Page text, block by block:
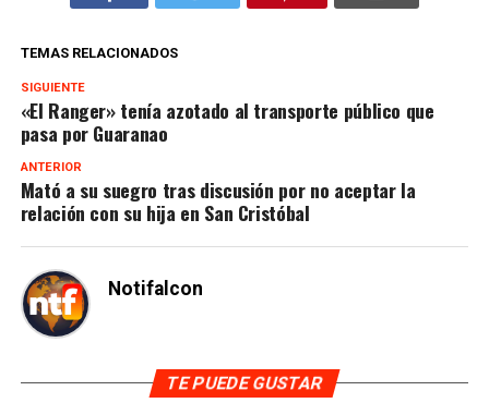
TEMAS RELACIONADOS
SIGUIENTE
«El Ranger» tenía azotado al transporte público que
pasa por Guaranao
ANTERIOR
Mató a su suegro tras discusión por no aceptar la
relación con su hija en San Cristóbal
Notifalcon
TE PUEDE GUSTAR